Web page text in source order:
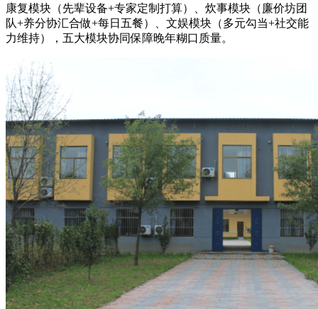
康复模块（先辈设备+专家定制打算）、炊事模块（廉价坊团
队+养分协汇合做+每日五餐）、文娱模块（多元勾当+社交能
力维持），五大模块协同保障晚年糊口质量。